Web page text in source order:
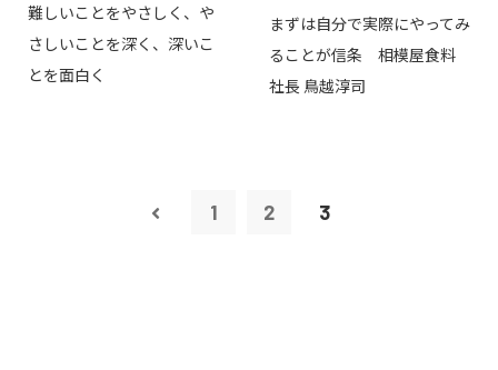
難しいことをやさしく、や
さしいことを深く、深いこ
とを面白く
まずは自分で実際にやってみ
ることが信条 相模屋食料
社長 鳥越淳司
1 2 3